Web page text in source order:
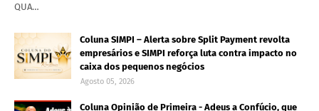
QUA…
Coluna SIMPI – Alerta sobre Split Payment revolta
empresários e SIMPI reforça luta contra impacto no
caixa dos pequenos negócios
Agosto 05, 2026
Coluna Opinião de Primeira - Adeus a Confúcio, que